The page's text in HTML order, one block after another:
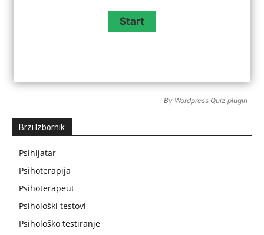
By Wordpress Quiz plugin
Brzi Izbornik
Psihijatar
Psihoterapija
Psihoterapeut
Psihološki testovi
Psihološko testiranje